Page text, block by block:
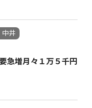
中井
急増月々１万５千円